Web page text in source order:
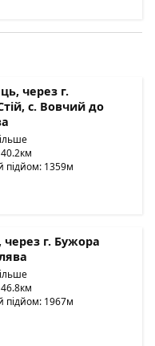
через г.
с. Вовчий до
підйом: 1359м
через г. Бужора
підйом: 1967м